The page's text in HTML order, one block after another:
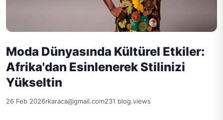
Moda Dünyasında Kültürel Etkiler:
Afrika'dan Esinlenerek Stilinizi
Yükseltin
26 Feb 2026rkaraca@gmail.com231 blog.views